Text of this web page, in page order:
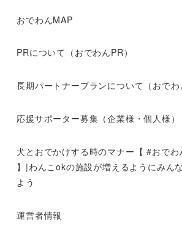
おでわんMAP
PRについて（おでわんPR）
長期パートナープランについて（おでわ
応援サポーター募集（企業様・個人様）
犬とおでかけする時のマナー【 #おでわ
】|わんこokの施設が増えるようにみん
よう
運営者情報